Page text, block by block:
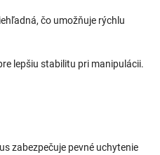
čo umožňuje rýchlu
lepšiu stabilitu pri manipulácii.
zabezpečuje pevné uchytenie